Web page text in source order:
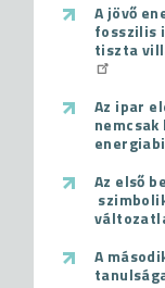
A jövő
fosszilis
tiszta
Az ipar
Az első
A